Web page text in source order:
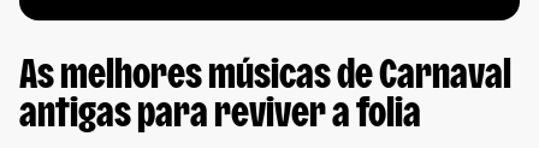
As melhores músicas de Carnaval
antigas para reviver a folia